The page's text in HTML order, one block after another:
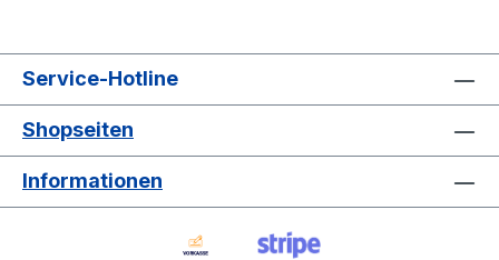
Service-Hotline
Shopseiten
Informationen